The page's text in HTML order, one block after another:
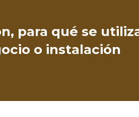
para qué se
o instalación